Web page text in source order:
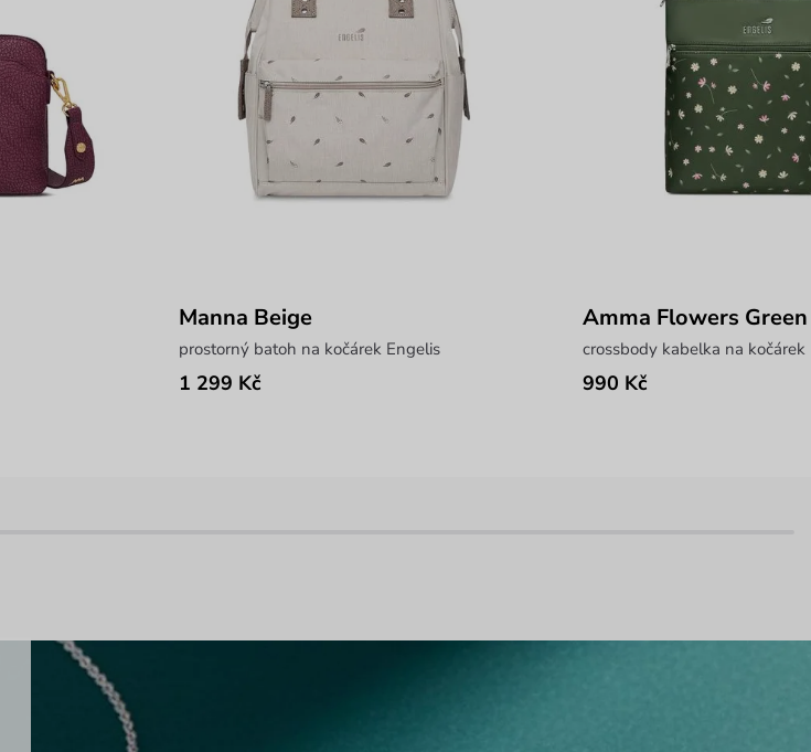
Manna Beige
prostorný batoh na kočárek Engelis
1 299 Kč
Amma Flowers Green
crossbody kabelka na kočárek
990 Kč